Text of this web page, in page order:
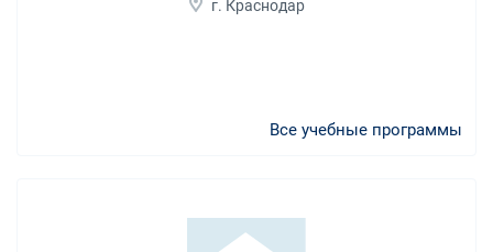
г. Краснодар
Все учебные программы